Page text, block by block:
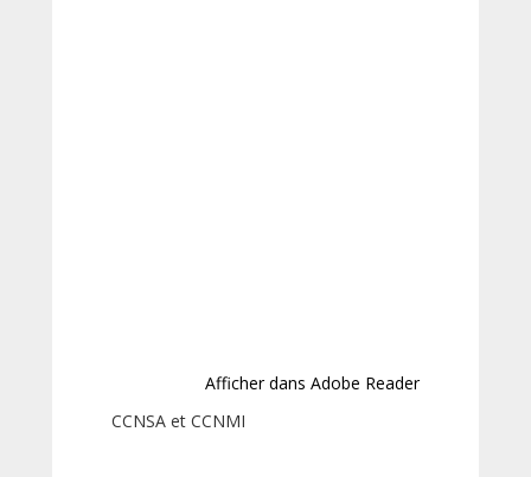
Afficher dans Adobe Reader
CCNSA et CCNMI